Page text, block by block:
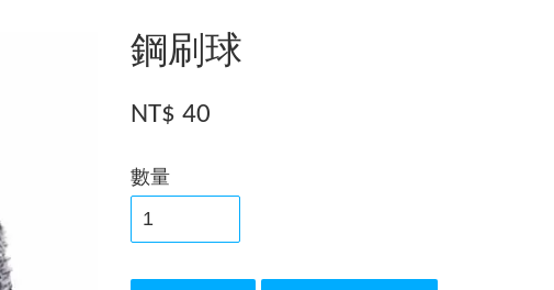
鋼刷球
NT$ 40
數量